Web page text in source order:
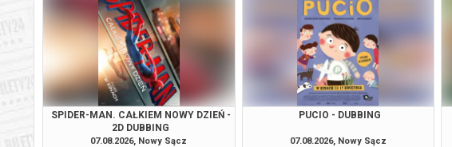
SPIDER-MAN. CAŁKIEM NOWY DZIEŃ -
2D DUBBING
07.08.2026, Nowy Sącz
PUCIO - DUBBING
07.08.2026, Nowy Sącz